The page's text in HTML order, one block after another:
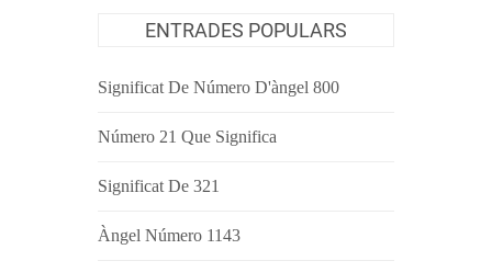
ENTRADES POPULARS
Significat De Número D'àngel 800
Número 21 Que Significa
Significat De 321
Àngel Número 1143